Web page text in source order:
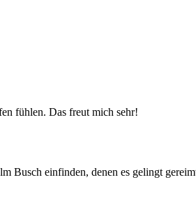
fühlen. Das freut mich sehr!
Busch einfinden, denen es gelingt